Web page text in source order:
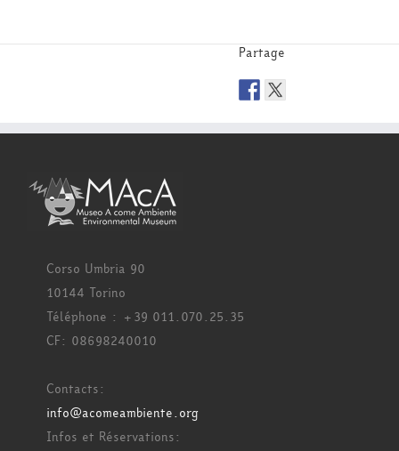
Partage
Corso Umbria 90
10144 Torino
Téléphone : +39 011.070.25.35
CF: 08698240010
Contacts:
info@acomeambiente.org
Infos et Réservations: